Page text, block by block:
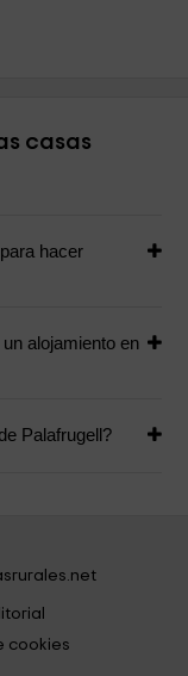
casas
hacer
alojamiento en
Palafrugell?
cookies